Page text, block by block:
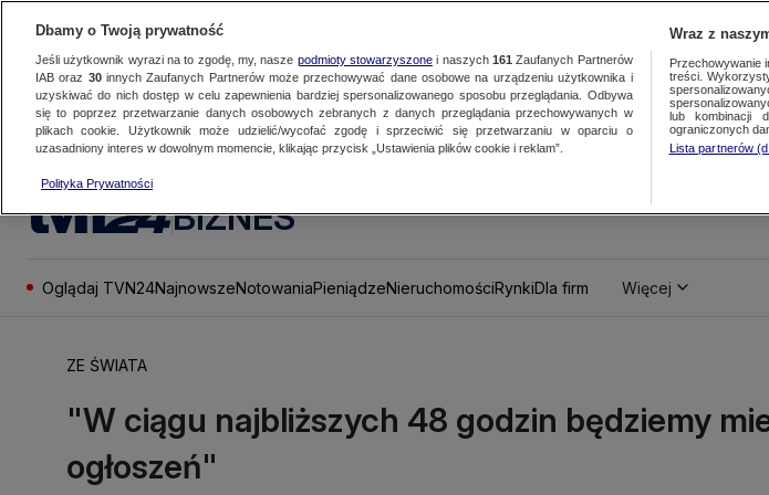
BIZNES
Oglądaj TVN24NajnowszeNotowaniaPieniądzeNieruchomościRynkiDla firm Więcej
ZE ŚWIATA
"W ciągu najbliższych 48 godzin będziemy
ogłoszeń"
Dbamy o Twoją prywatność
Jeśli użytkownik wyrazi na to zgodę, my, nasze podmioty stowarzyszonei naszych 161 Zaufanych Partnerów
IAB oraz 30innych Zaufanych Partnerów może przechowywać dane osobowe na urządzeniu użytkownika i
uzyskiwać do nich dostęp w celu zapewnienia bardziej spersonalizowanego sposobu przeglądania. Odbywa
się to poprzez przetwarzanie danych osobowych zebranych z danych przeglądania przechowywanych w
plikach cookie. Użytkownik może udzielić/wycofać zgodę i sprzeciwić się przetwarzaniu w oparciu o
uzasadniony interes w dowolnym momencie, klikając przycisk „Ustawienia plików cookie i reklam”.
Polityka Prywatności
Wraz z
Przechowywanie
treści.
lub kombinacji
ograniczonych
Lista partnerów